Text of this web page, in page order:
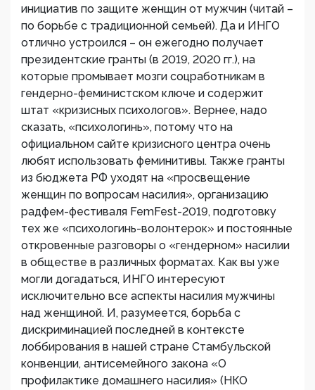
инициатив по защите женщин от мужчин (читай –
по борьбе с традиционной семьей). Да и ИНГО
отлично устроился – он ежегодно получает
президентские гранты (в 2019, 2020 гг.), на
которые промывает мозги соцработникам в
гендерно-феминистском ключе и содержит
штат «кризисных психологов». Вернее, надо
сказать, «психологинь», потому что на
официальном сайте кризисного центра очень
любят использовать феминитивы. Также гранты
из бюджета РФ уходят на «просвещение
женщин по вопросам насилия», организацию
радфем-фестиваля FemFest-2019, подготовку
тех же «психологинь-волонтерок» и постоянные
откровенные разговоры о «гендерном» насилии
в обществе в различных форматах. Как вы уже
могли догадаться, ИНГО интересуют
исключительно все аспекты насилия мужчины
над женщиной. И, разумеется, борьба с
дискриминацией последней в контексте
лоббирования в нашей стране Стамбульской
конвенции, антисемейного закона «О
профилактике домашнего насилия» (НКО